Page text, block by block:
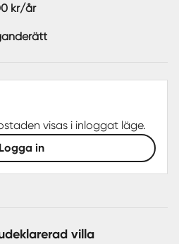
kr/år
visas i inloggat läge.
Logga in
villa